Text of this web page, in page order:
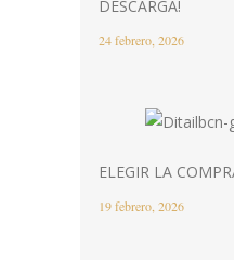
DESCARGA!
24 febrero, 2026
ELEGIR LA
19 febrero, 2026